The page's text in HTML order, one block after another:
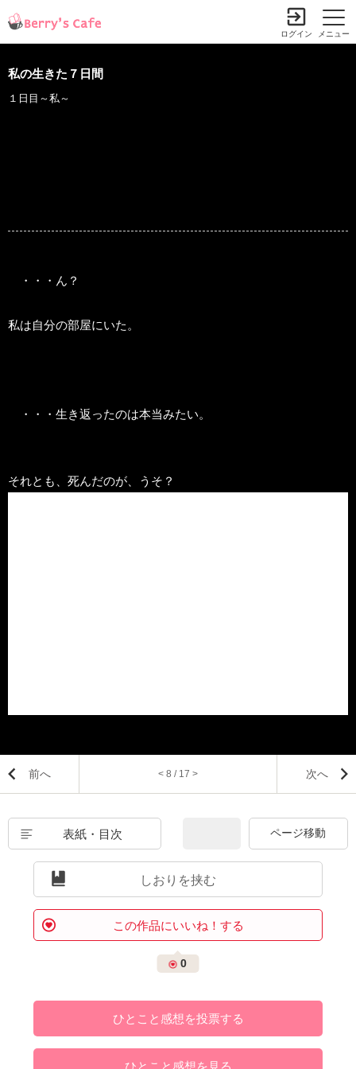
メニュー
ログイン
私の生きた７日間
１日目～私～
・・・ん？
私は自分の部屋にいた。
・・・生き返ったのは本当みたい。
それとも、死んだのが、うそ？
前へ < 8 / 17 > 次へ
表紙・目次
しおりを挟む
この作品にいいね！する
0
ひとこと感想を投票する
ひとこと感想を見る